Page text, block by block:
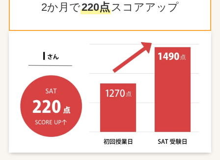
2か月で220点スコアアップ